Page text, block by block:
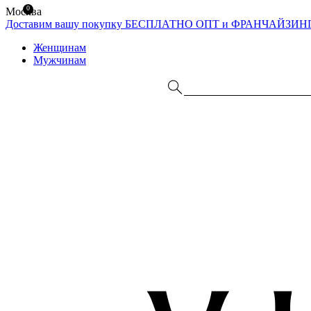
Москва
Доставим вашу покупку БЕСПЛАТНО ОПТ и
Женщинам
Мужчинам
0